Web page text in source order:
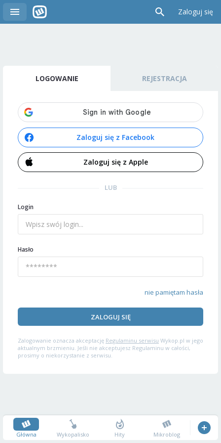
Zaloguj się
LOGOWANIE REJESTRACJA
Zaloguj się z Facebook
Zaloguj się z Apple
LUB
Login
Hasło
nie pamiętam hasła
ZALOGUJ SIĘ
Zalogowanie oznacza akceptację Regulaminu serwisu Wykop.pl w jego
aktualnym brzmieniu. Jeśli nie akceptujesz Regulaminu w całości,
prosimy o niekorzystanie z serwisu.
Główna Wykopalisko Hity Mikroblog